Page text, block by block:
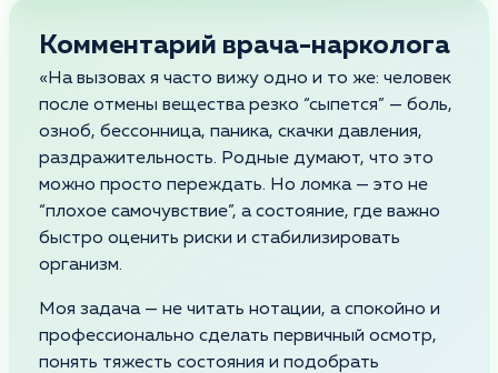
Комментарий врача-нарколога
«На вызовах я часто вижу одно и то же: человек
после отмены вещества резко “сыпется” — боль,
озноб, бессонница, паника, скачки давления,
раздражительность. Родные думают, что это
можно просто переждать. Но ломка — это не
“плохое самочувствие”, а состояние, где важно
быстро оценить риски и стабилизировать
организм.
Моя задача — не читать нотации, а спокойно и
профессионально сделать первичный осмотр,
понять тяжесть состояния и подобрать